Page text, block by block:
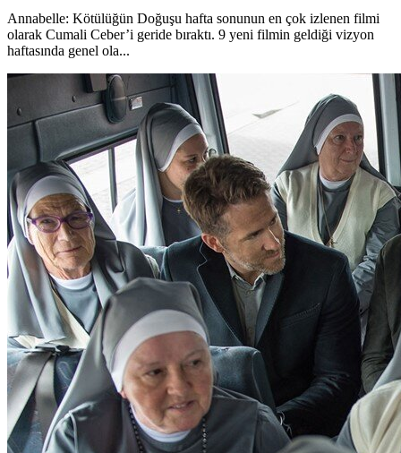
Annabelle: Kötülüğün Doğuşu hafta sonunun en çok izlenen filmi
olarak Cumali Ceber’i geride bıraktı. 9 yeni filmin geldiği vizyon
haftasında genel ola...